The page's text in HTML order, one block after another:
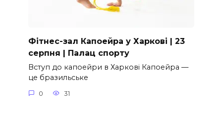
Фітнес-зал Капоейра у Харкові | 23
серпня | Палац спорту
Вступ до капоейри в Харкові Капоейра —
це бразильське
0 31